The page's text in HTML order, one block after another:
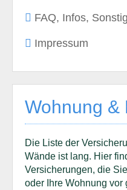
FAQ, Infos,
Impressum
Wohnung &
Die Liste der
Wände ist lang. Hier
Versicherungen, die
oder Ihre Wohnung vor